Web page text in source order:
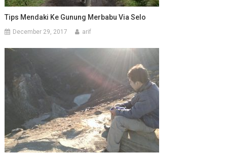
Tips Mendaki Ke Gunung Merbabu Via Selo
December 29, 2017 arif